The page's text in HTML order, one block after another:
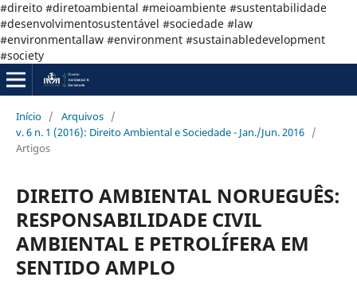
#direito #diretoambiental #meioambiente #sustentabilidade
#desenvolvimentosustentável #sociedade #law
#environmentallaw #environment #sustainabledevelopment
#society
Início / Arquivos /
v. 6 n. 1 (2016): Direito Ambiental e Sociedade - Jan./Jun. 2016 /
Artigos
DIREITO AMBIENTAL NORUEGUÊS:
RESPONSABILIDADE CIVIL
AMBIENTAL E PETROLÍFERA EM
SENTIDO AMPLO